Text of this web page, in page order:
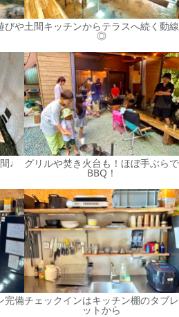
びや土間キッチンからテラスへ続く動線
◎
♩ グリルや焚き火台も！ほぼ手ぶらで
BBQ！
完備チェックインはキッチン棚のタブレ
ットから